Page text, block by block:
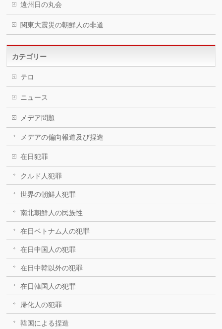
遠州日の丸会
関東大震災の朝鮮人の非道
カテゴリー
テロ
ニュース
メデア問題
メデアの偏向報道及び捏造
在日犯罪
クルド人犯罪
世界の朝鮮人犯罪
南北朝鮮人の民族性
在日ベトナム人の犯罪
在日中国人の犯罪
在日中韓以外の犯罪
在日韓国人の犯罪
帰化人の犯罪
韓国による捏造